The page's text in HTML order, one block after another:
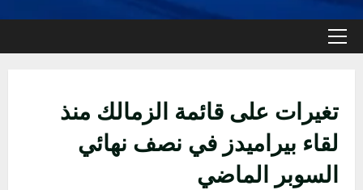
القائمة
تغيرات على قائمة الزمالك منذ
لقاء بيراميدز في نصف نهائي
السوبر الماضي